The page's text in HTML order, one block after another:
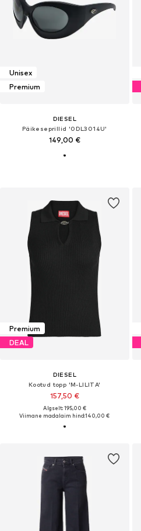
Unisex
Premium
DIESEL
Päikeseprillid '0DL3014U'
149,00 €
Premium
DEAL
DIESEL
Kootud topp 'M-LILITA'
157,50 €
Algselt: 195,00 €
Viimane madalaim hind:140,00 €